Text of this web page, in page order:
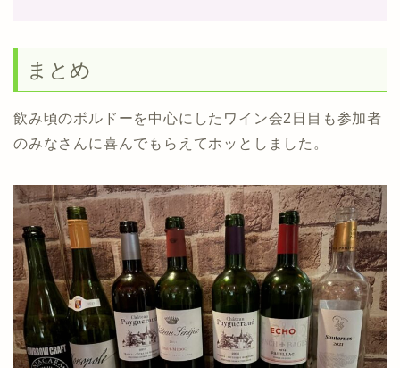
まとめ
飲み頃のボルドーを中心にしたワイン会2日目も参加者
のみなさんに喜んでもらえてホッとしました。